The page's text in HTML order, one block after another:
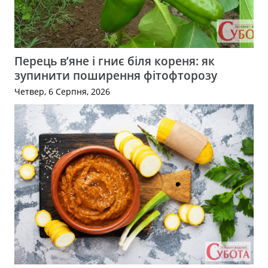
Перець в’яне і гниє біля кореня: як
зупинити поширення фітофторозу
Четвер, 6 Серпня, 2026